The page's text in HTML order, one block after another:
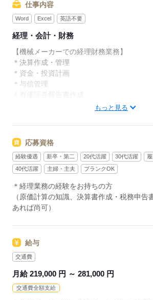
仕事内容
Word Excel 英語不要
経理・会計・財務
【機械メーカーでの経理財務業務】
＊決算作成・管理
＊資金・投資計画
＊与信管理
＊電話・メール対応
【配属先部署】経理課
【部署人数】4名
【服装】制服貸与有り
【その他環境】更衣室・ロッカー有り
応募する
もっと見る
応募資格
経験優遇 新卒・第二 20代活躍 30代活躍
40代活躍
主婦・主夫 ブランクOK
＊経理業務の経験をお持ちの方
（原価計算の知識、決算書作成・税務申告
あれば尚可）
給与
交通費
月給 219,000 円 ～ 281,000 円
交通費全額支給